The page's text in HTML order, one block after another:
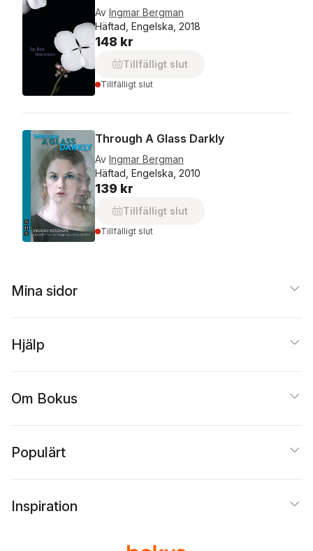
Av Ingmar Bergman
Häftad, Engelska, 2018
148 kr
Tillfälligt slut
Tillfälligt slut
Through A Glass Darkly
Av Ingmar Bergman
Häftad, Engelska, 2010
139 kr
Tillfälligt slut
Tillfälligt slut
Mina sidor
Hjälp
Om Bokus
Populärt
Inspiration